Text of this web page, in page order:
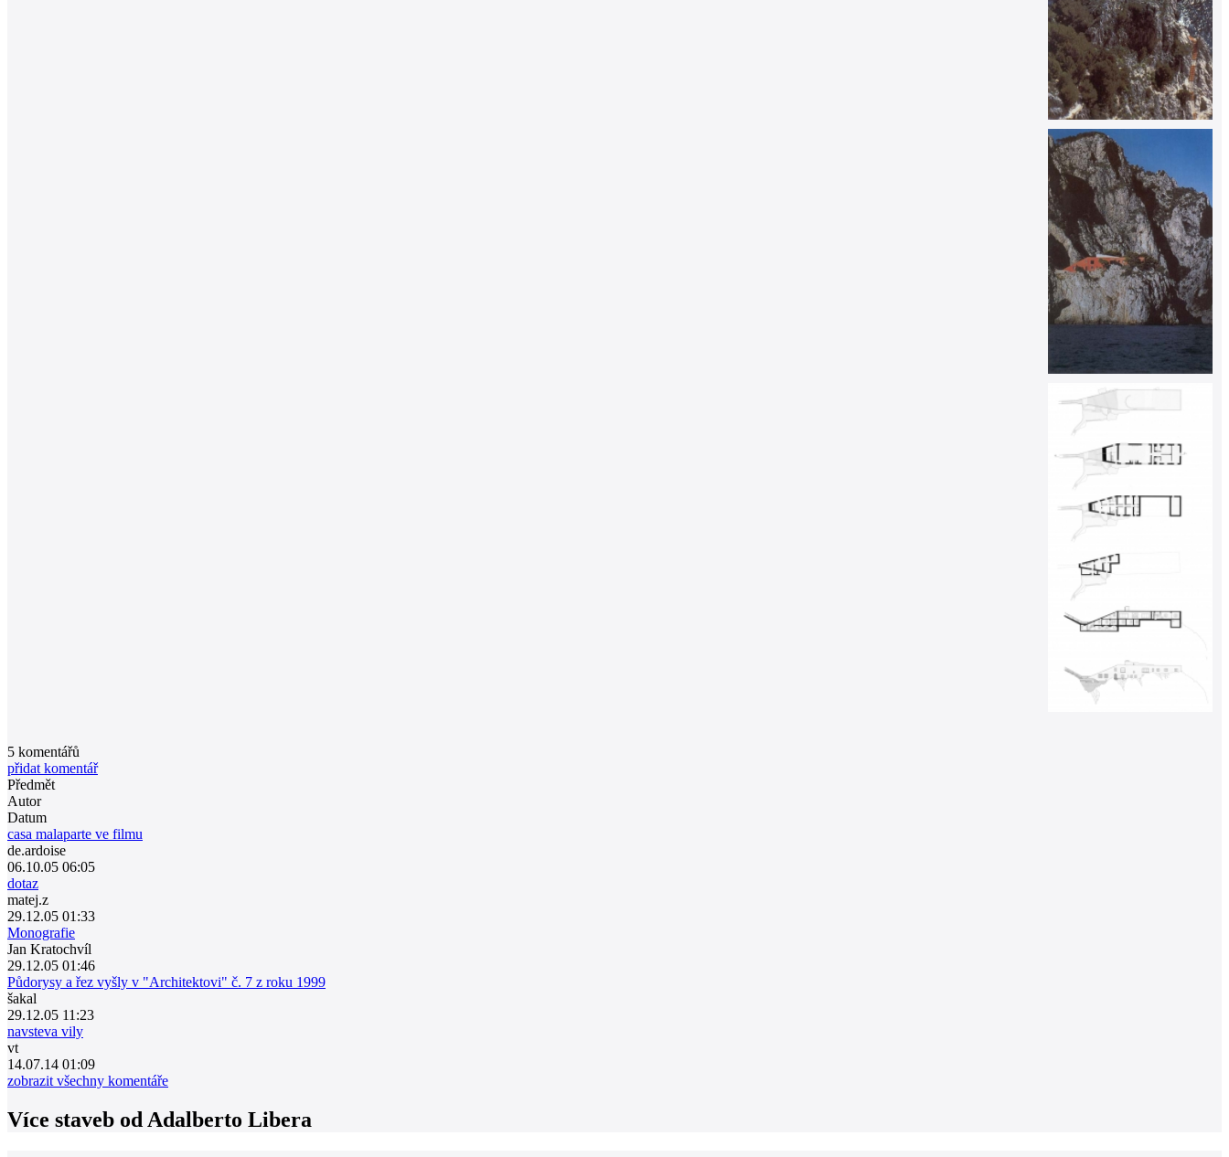
5 komentářů
přidat komentář
Předmět
Autor
Datum
casa malaparte ve filmu
de.ardoise
06.10.05 06:05
dotaz
matej.z
29.12.05 01:33
Monografie
Jan Kratochvíl
29.12.05 01:46
Půdorysy a řez vyšly v "Architektovi" č. 7 z roku 1999
šakal
29.12.05 11:23
navsteva vily
vt
14.07.14 01:09
zobrazit všechny komentáře
Více staveb od Adalberto Libera